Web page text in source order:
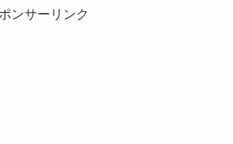
ンサーリンク